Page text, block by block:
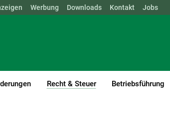
TIROL VBG WIEN
Werbung Downloads Kontakt Jobs
Recht & Steuer
(current)1
Betriebsführung